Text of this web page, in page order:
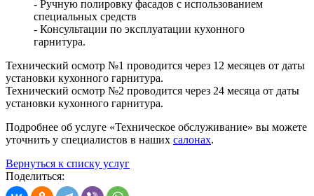
- Ручную полировку фасадов с использованием
специальных средств
- Консультации по эксплуатации кухонного
гарнитура.
Технический осмотр №1 проводится через 12 месяцев от даты
установки кухонного гарнитура.
Технический осмотр №2 проводится через 24 месяца от даты
установки кухонного гарнитура.
Подробнее об услуге «Техническое обслуживание» вы можете
уточнить у специалистов в наших салонах.
Вернуться к списку услуг
Поделиться: